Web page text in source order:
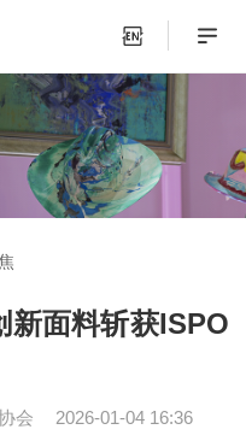
新面料斩获ISPO
会 2026-01-04 16:36